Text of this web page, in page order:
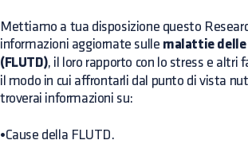
Mettiamo a tua disposizione questo
informazioni aggiornate sulle malattie
(FLUTD), il loro rapporto con lo stress e
il modo in cui affrontarli dal punto di vista
troverai informazioni su:
•Cause della FLUTD.